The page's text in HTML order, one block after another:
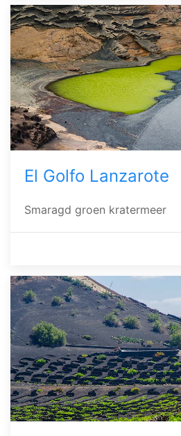
El Golfo Lanzarote
Smaragd groen kratermeer